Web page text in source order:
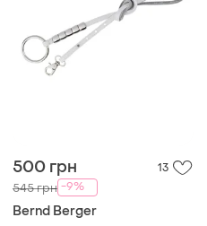
500 грн 13
545 грн -9%
Bernd Berger